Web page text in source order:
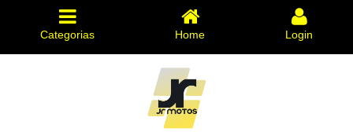
Categorias Home Login